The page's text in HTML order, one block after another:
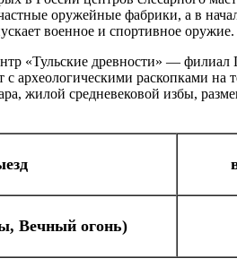
оружейные фабрики, а в
военное и спортивное оружие.
«Тульские древности» — филиал
с археологическими раскопками на
жилой средневековой избы,
Вечный огонь)